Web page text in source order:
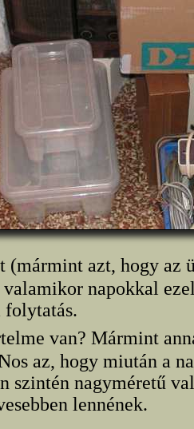
(mármint azt, hogy az
napokkal
folytatás.
van? Mármint
az, hogy miután a
szintén nagyméretű
lennének.